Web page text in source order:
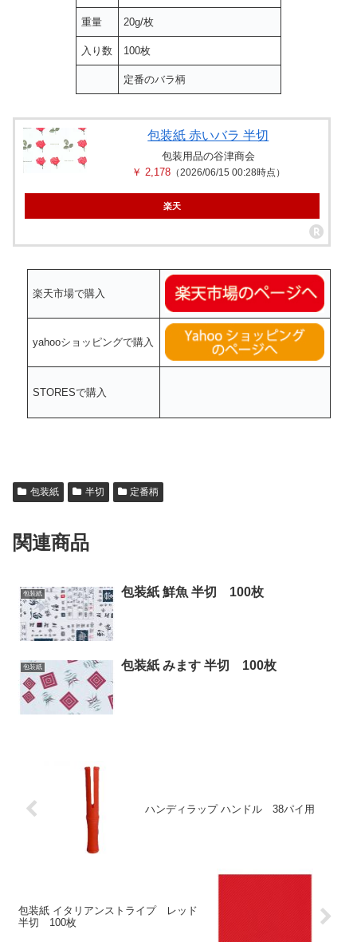
重量 20g/枚
入り数 100枚
定番のバラ柄
包装紙 赤いバラ 半切
包装用品の谷津商会
￥ 2,178（2026/06/15 00:28時点）
楽天
楽天市場で購入
yahooショッピングで購入
STORESで購入
包装紙 半切 定番柄
関連商品
包装紙 包装紙 鮮魚 半切 100枚
包装紙 包装紙 みます 半切 100枚
ハンディラップ ハンドル 38パイ用
包装紙 イタリアンストライプ レッド
半切 100枚